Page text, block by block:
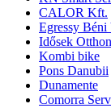
CALOR Kft.
Egressy
Idősek
Kombi bike
Pons Danubii
Dunamente
Comorra